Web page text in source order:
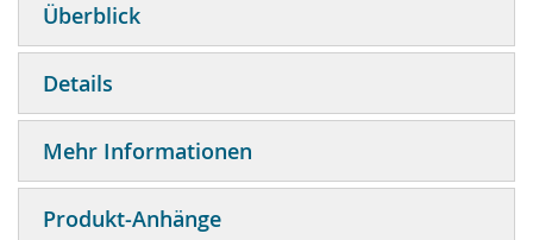
Überblick
Details
Mehr Informationen
Produkt-Anhänge